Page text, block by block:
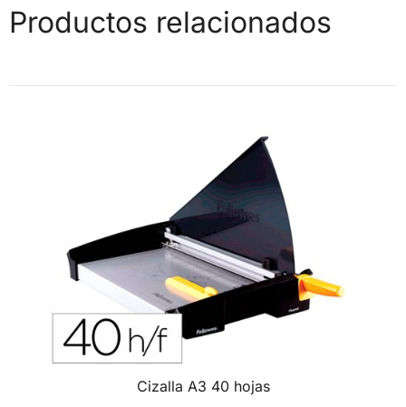
Productos relacionados
Cizalla A3 40 hojas